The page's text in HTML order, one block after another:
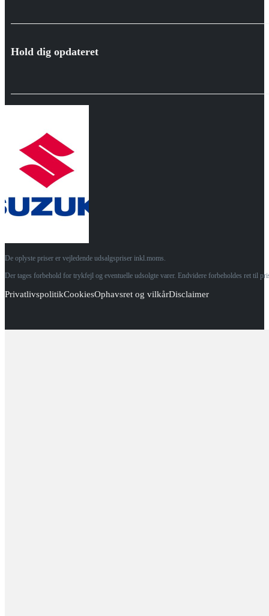
Hold dig opdateret
De oplyste priser er vejledende udsalgspriser inkl.moms.
Der tages forbehold for trykfejl og eventuelle udsolgte varer. Endvidere forbeholdes ret til
PrivatlivspolitikCookiesOphavsret og vilkårDisclaimer